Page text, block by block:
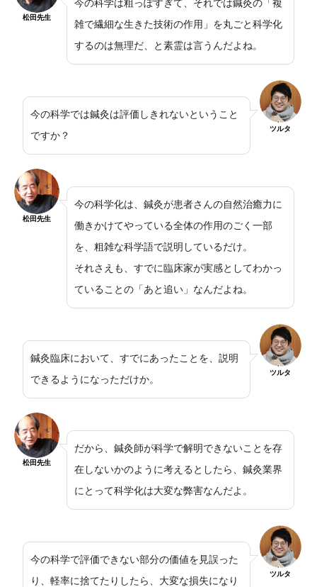
松田先生
今の科学は粗っぽすぎて、それでは鍼灸の「複
雑で繊細な生きた技術の作用」を丸ごと科学化
するのは無理だ、と素霊は言うんだよね。
今の科学では鍼灸は評価しきれないということ
ですか？
ツルタ
松田先生
今の科学化は、鍼灸が患者さんの自然治癒力に
働きかけてやっている全体の作用のごく一部
を、粗雑な科学語で説明しているだけ。
それさえも、すでに臨床家が実感としてわかっ
ていることの「あと追い」なんだよね。
鍼灸臨床において、すでにあったことを、説明
できるようになっただけか。
ツルタ
松田先生
だから、鍼灸師が科学で解明できないことを存
在しないかのように考えるとしたら、鍼灸業界
にとって科学化は大変な弊害なんだよ。
今の科学で評価できない部分の価値を見誤った
り、軽率に捨てたりしたら、大変な損失になり
ツルタ